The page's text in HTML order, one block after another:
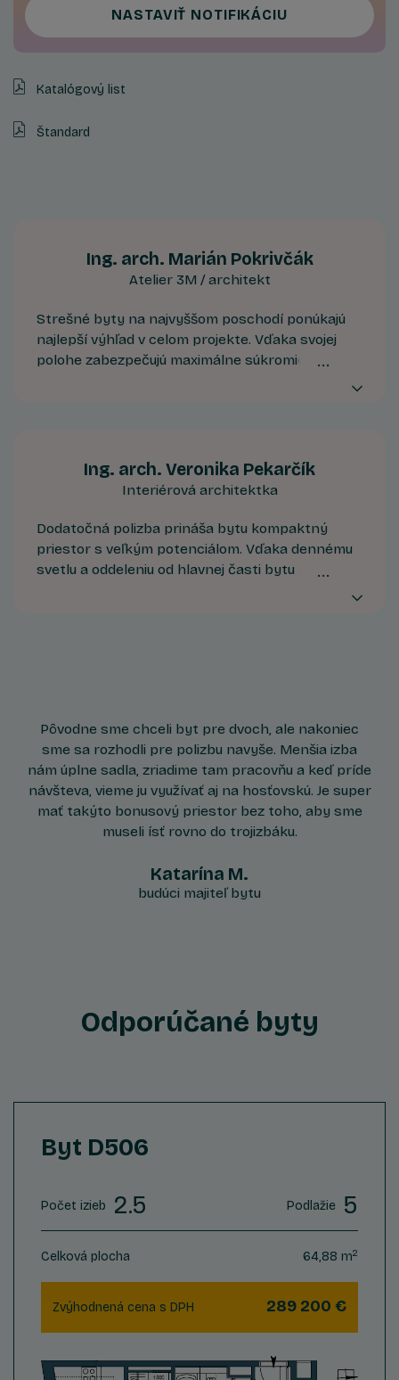
NASTAVIŤ NOTIFIKÁCIU
Katalógový list
Štandard
Ing. arch. Marián Pokrivčák
Atelier 3M / architekt
Strešné byty na najvyššom poschodí ponúkajú
najlepší výhľad v celom projekte. Vďaka svojej
polohe zabezpečujú maximálne súkromie, tichšie
Ing. arch. Veronika Pekarčík
Interiérová architektka
Dodatočná polizba prináša bytu kompaktný
priestor s veľkým potenciálom. Vďaka dennému
svetlu a oddeleniu od hlavnej časti bytu ponúka
Pôvodne sme chceli byt pre dvoch, ale nakoniec
sme sa rozhodli pre polizbu navyše. Menšia izba
nám úplne sadla, zriadime tam pracovňu a keď príde
návšteva, vieme ju využívať aj na hosťovskú. Je super
mať takýto bonusový priestor bez toho, aby sme
museli ísť rovno do trojizbáku.
Katarína M.
budúci majiteľ bytu
Odporúčané byty
Byt D506
Počet izieb 2.5 Podlažie 5
Celková plocha 64,88 m2
Zvýhodnená cena s DPH 289 200 €